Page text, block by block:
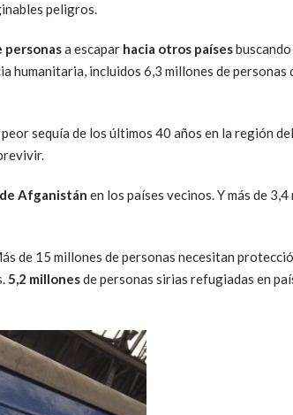
peligros.
personasa escapar hacia otros países
humanitaria, incluidos 6,3 millones de
sequía de los últimos 40 años en la región
Afganistán en los países vecinos. Y más de
de 15 millones de personas necesitan
5,2 millonesde personas sirias refugiadas en